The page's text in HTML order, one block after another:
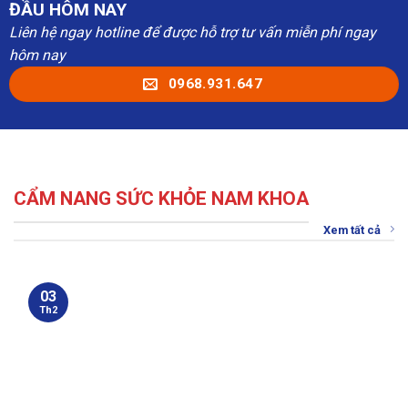
ĐẦU HÔM NAY
Liên hệ ngay hotline để được hỗ trợ tư vấn miễn phí ngay
hôm nay
0968.931.647
CẨM NANG SỨC KHỎE NAM KHOA
Xem tất cả
03
Th2